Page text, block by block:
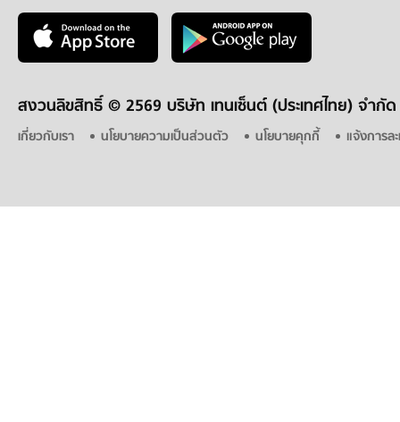
สงวนลิขสิทธิ์ © 2569 บริษัท เทนเซ็นต์ (ประเทศไทย) จำกัด
เกี่ยวกับเรา นโยบายความเป็นส่วนตัว นโยบายคุกกี้ แจ้งการล